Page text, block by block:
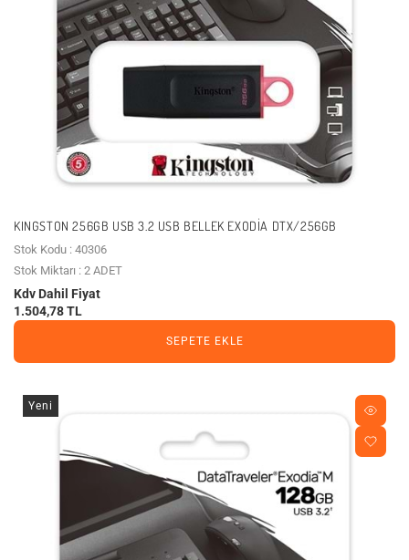
KINGSTON 256GB USB 3.2 USB BELLEK EXODIA DTX/256GB
Stok Kodu : 40306
Stok Miktarı : 2 ADET
Kdv Dahil Fiyat
1.504,78 TL
SEPETE EKLE
Yeni